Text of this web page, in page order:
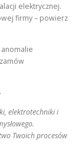
elektrycznej.
firmy – powierz
elektrotechniki i
Twoich procesów